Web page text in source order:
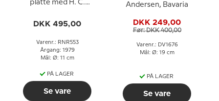
platte med H. C.
DKK 495,00
Varenr.: RNR553
Årgang: 1979
Mål: Ø: 11 cm
PÅ LAGER
Se vare
Andersen, Bavaria
DKK 249,00
Før: DKK 400,00
Varenr.: DV1676
Mål: Ø: 19 cm
PÅ LAGER
Se vare